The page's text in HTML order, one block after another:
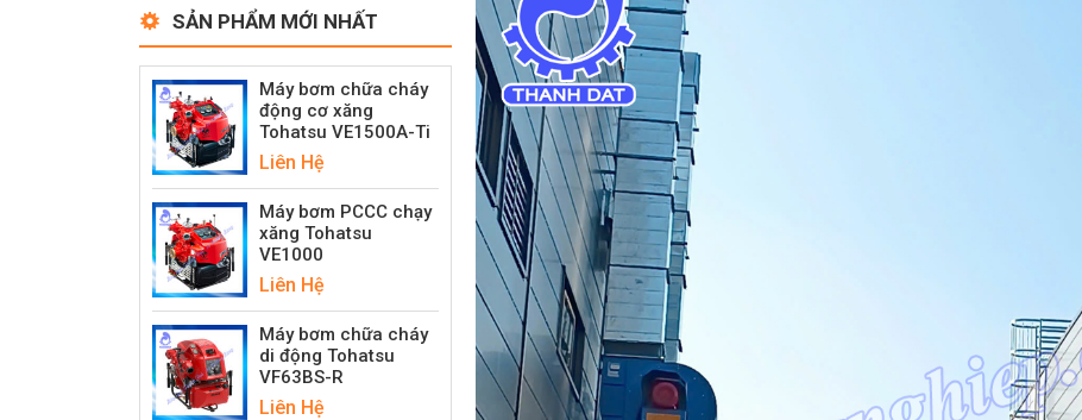
SẢN PHẨM MỚI NHẤT
Máy bơm chữa cháy
động cơ xăng
Tohatsu VE1500A-Ti
Liên Hệ
Máy bơm PCCC chạy
xăng Tohatsu
VE1000
Liên Hệ
Máy bơm chữa cháy
di động Tohatsu
VF63BS-R
Liên Hệ